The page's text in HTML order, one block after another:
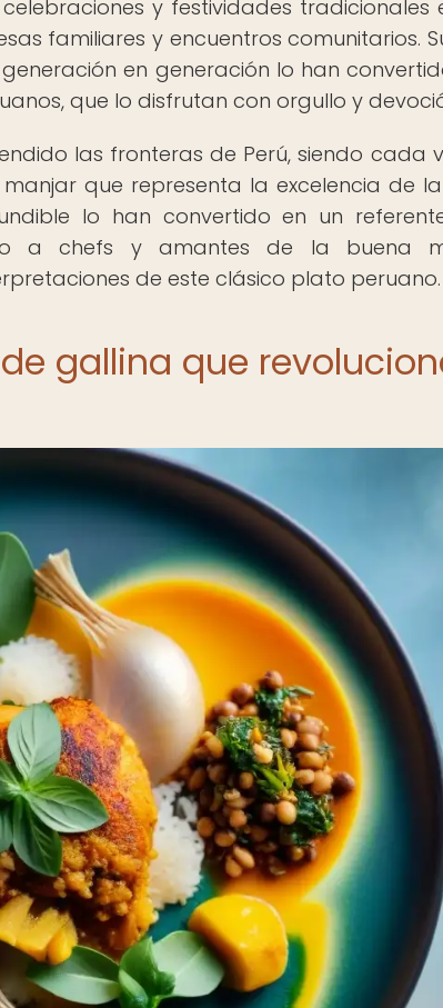
y festividades tradicionales
familiares y encuentros comunitarios.
en generación lo han
que lo disfrutan con orgullo y
las fronteras de Perú, siendo cada
que representa la excelencia de
lo han convertido en un
a chefs y amantes de la buena
de este clásico plato peruano.
gallina que